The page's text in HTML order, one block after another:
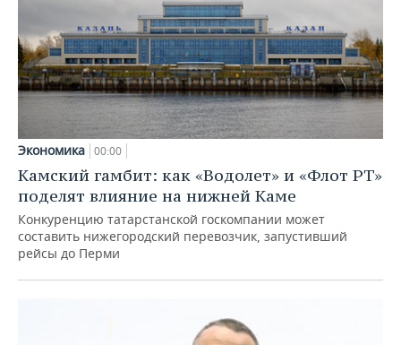
Экономика 00:00
Камский гамбит: как «Водолет» и «Флот РТ»
поделят влияние на нижней Каме
Конкуренцию татарстанской госкомпании может
составить нижегородский перевозчик, запустивший
рейсы до Перми